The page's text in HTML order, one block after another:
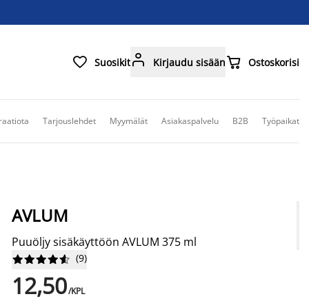
 Suosikit Kirjaudu sisään Ostoskorisi
Tarjouslehdet Myymälät Asiakaspalvelu B2B Työpaikat
AVLUM
Puuöljy sisäkäyttöön AVLUM 375 ml





 (9)
12,50/KPL